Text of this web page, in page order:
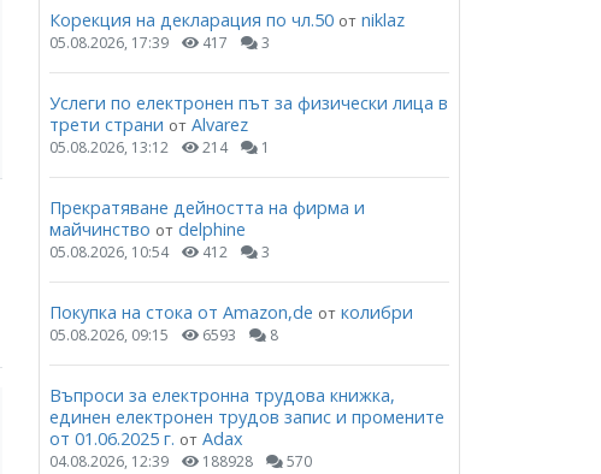
Корекция на декларация по чл.50 от niklaz
05.08.2026, 17:39 417 3
Услеги по електронен път за физически лица в
трети страни от Alvarez
05.08.2026, 13:12 214 1
Прекратяване дейността на фирма и
майчинство от delphine
05.08.2026, 10:54 412 3
Покупка на стока от Amazon,de от колибри
05.08.2026, 09:15 6593 8
Въпроси за електронна трудова книжка,
единен електронен трудов запис и промените
от 01.06.2025 г. от Adax
04.08.2026, 12:39 188928 570